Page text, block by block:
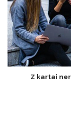
Z kartai